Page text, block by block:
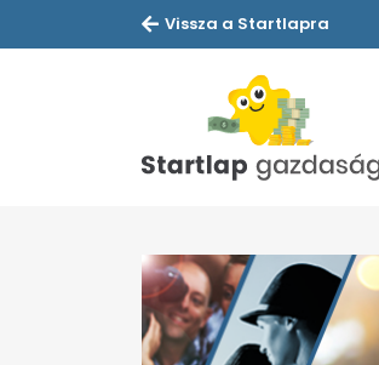
Vissza a Startlapra